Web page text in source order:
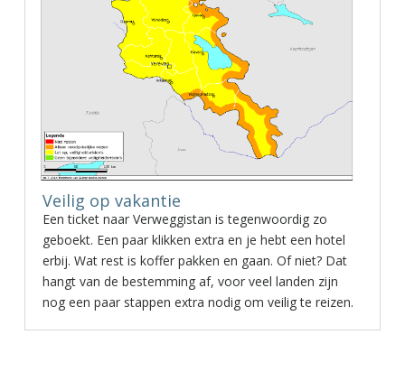
Veilig op vakantie
Een ticket naar Verweggistan is tegenwoordig zo
geboekt. Een paar klikken extra en je hebt een hotel
erbij. Wat rest is koffer pakken en gaan. Of niet? Dat
hangt van de bestemming af, voor veel landen zijn
nog een paar stappen extra nodig om veilig te reizen.